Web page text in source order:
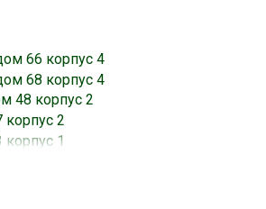
66 корпус 4
68 корпус 4
48 корпус 2
2
1
корпус 3